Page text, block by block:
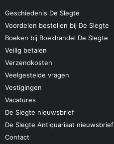
Geschiedenis De Slegte
Voordelen bestellen bij De Slegte
Boeken bij Boekhandel De Slegte
Veilig betalen
Verzendkosten
Veelgestelde vragen
Vestigingen
Vacatures
De Slegte nieuwsbrief
De Slegte Antiquariaat nieuwsbrief
Contact